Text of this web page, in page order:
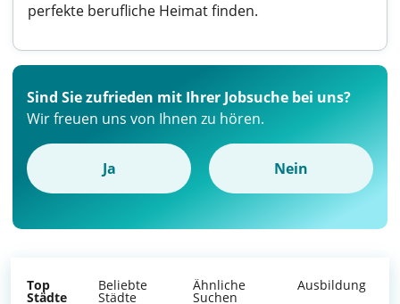
perfekte berufliche Heimat finden.
Sind Sie zufrieden mit Ihrer Jobsuche bei uns?
Wir freuen uns von Ihnen zu hören.
Ja Nein
Top
Städte
Beliebte
Städte
Ähnliche
Suchen
Ausbildung